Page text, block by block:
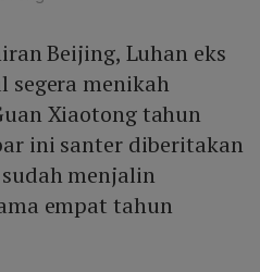
Beijing, Luhan eks
segera menikah
Xiaotong tahun
ini santer diberitakan
menjalin
empat tahun